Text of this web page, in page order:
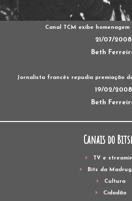
Canal TCM exibe
21/07/2008
Beth
Jornalista francês repudia premiação
19/02/2008
Beth
Canais do
TV e
Bits da
Cultura
Cidadão